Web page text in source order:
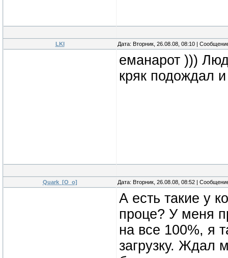
LKI Дата: Вторник, 26.08.08, 08:10 |
еманарот )))
кряк подождал
Quark_[O_o] Дата: Вторник, 26.08.08, 08:52 |
А есть такие у
проце? У меня
на все 100%, я
загрузку. Ждал